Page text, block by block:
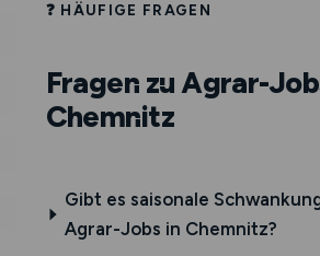
❓ HÄUFIGE FRAGEN
Fragen zu Agrar-
Chemnitz
Gibt es saisonale
Agrar-Jobs in Chemnitz?